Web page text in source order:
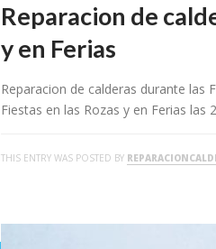
Reparacion de
y en Ferias
Reparacion de calderas durante las
Fiestas en las Rozas y en Ferias las
THIS ENTRY WAS POSTED BY